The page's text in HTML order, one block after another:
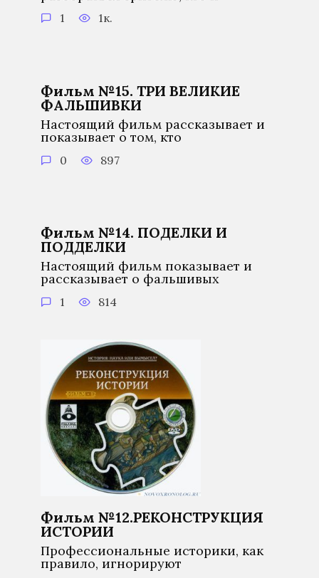
1 1к.
Фильм №15. ТРИ ВЕЛИКИЕ
ФАЛЬШИВКИ
Настоящий фильм рассказывает и
показывает о том, кто
0 897
Фильм №14. ПОДЕЛКИ И
ПОДДЕЛКИ
Настоящий фильм показывает и
рассказывает о фальшивых
1 814
Фильм №12.РЕКОНСТРУКЦИЯ
ИСТОРИИ
Профессиональные историки, как
правило, игнорируют